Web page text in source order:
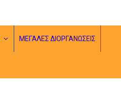
ΜΕΓΑΛΕΣ ΔΙΟΡΓΑΝΩΣΕΙΣ